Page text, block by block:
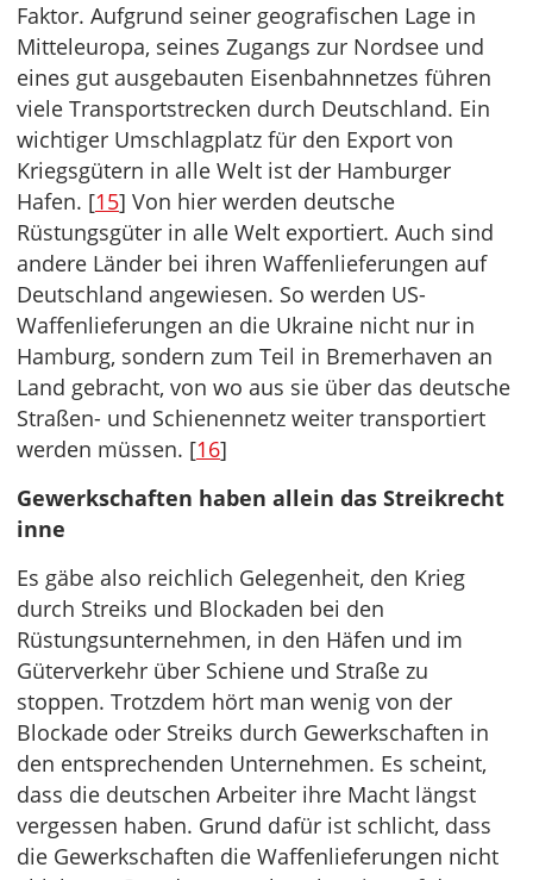
Faktor. Aufgrund seiner geografischen Lage in
Mitteleuropa, seines Zugangs zur Nordsee und
eines gut ausgebauten Eisenbahnnetzes führen
viele Transportstrecken durch Deutschland. Ein
wichtiger Umschlagplatz für den Export von
Kriegsgütern in alle Welt ist der Hamburger
Hafen. [15] Von hier werden deutsche
Rüstungsgüter in alle Welt exportiert. Auch sind
andere Länder bei ihren Waffenlieferungen auf
Deutschland angewiesen. So werden US-
Waffenlieferungen an die Ukraine nicht nur in
Hamburg, sondern zum Teil in Bremerhaven an
Land gebracht, von wo aus sie über das deutsche
Straßen- und Schienennetz weiter transportiert
werden müssen. [16]
Gewerkschaften haben allein das Streikrecht
inne
Es gäbe also reichlich Gelegenheit, den Krieg
durch Streiks und Blockaden bei den
Rüstungsunternehmen, in den Häfen und im
Güterverkehr über Schiene und Straße zu
stoppen. Trotzdem hört man wenig von der
Blockade oder Streiks durch Gewerkschaften in
den entsprechenden Unternehmen. Es scheint,
dass die deutschen Arbeiter ihre Macht längst
vergessen haben. Grund dafür ist schlicht, dass
die Gewerkschaften die Waffenlieferungen nicht